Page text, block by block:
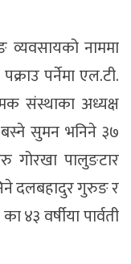
व्यवसायको नाममा
पर्नेमा एल.टी.
संस्थाका अध्यक्ष
सुमन भनिने ३७
गोरखा पालुङटार
दलबहादुर गुरुङ र
वर्षीया पार्वती